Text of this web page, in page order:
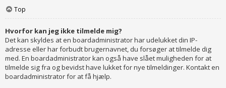
Top
Hvorfor kan jeg ikke tilmelde mig?
Det kan skyldes at en boardadministrator har udelukket din IP-
adresse eller har forbudt brugernavnet, du forsøger at tilmelde dig
med. En boardadministrator kan også have slået muligheden for at
tilmelde sig fra og bevidst have lukket for nye tilmeldinger. Kontakt en
boardadministrator for at få hjælp.